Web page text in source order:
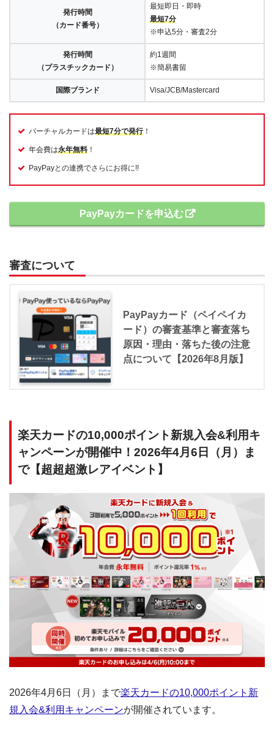
発行時間
（カード番号）
最短即日・即時
最短7分
※申込5分・審査2分
発行時間
（プラスチックカード）
約1週間
※簡易書留
国際ブランド Visa/JCB/Mastercard
バーチャルカードは最短7分で発行！
年会費は永年無料 ！
PayPayとの連携でさらにお得に!!
PayPayカードを申込む
審査について
PayPayカード（ペイペイカ
ード）の審査基準と審査落ち
原因・理由・落ちた後の注意
点について【2026年8月版】
楽天カードの10,000ポイント新規入会&利用キ
ャンペーンが開催中！2026年4月6日（月）ま
で【超超超激レアイベント】
2026年4月6日（月）まで楽天カードの10,000ポイント新
規入会&利用キャンペーンが開催されています。